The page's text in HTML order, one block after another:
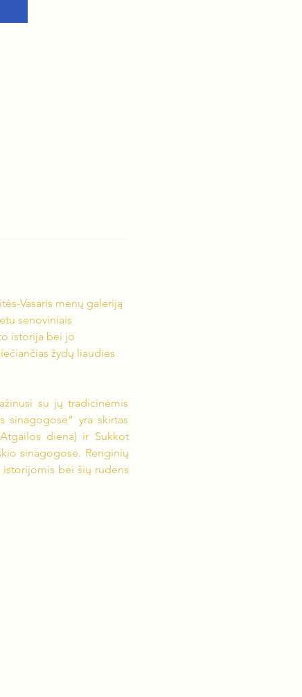
Vasaris menų galeriją
senoviniais
istorija bei jo
žydų liaudies
su jų tradicinėmis
sinagogose“ yra skirtas
diena) ir Sukkot
sinagogose. Renginių
istorijomis bei šių rudens